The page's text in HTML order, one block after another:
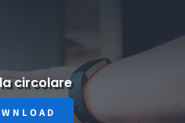
circolare